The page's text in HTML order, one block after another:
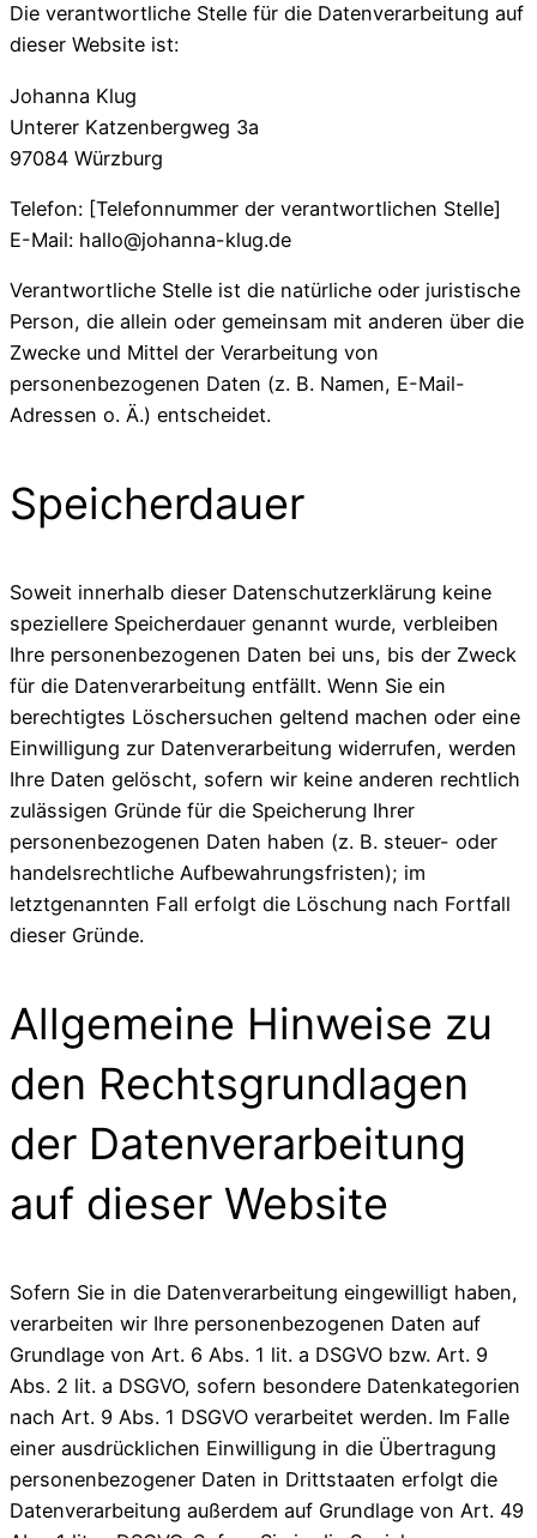
Die verantwortliche Stelle für die Datenverarbeitung auf
dieser Website ist:
Johanna Klug
Unterer Katzenbergweg 3a
97084 Würzburg
Telefon: [Telefonnummer der verantwortlichen Stelle]
E-Mail: hallo@johanna-klug.de
Verantwortliche Stelle ist die natürliche oder juristische
Person, die allein oder gemeinsam mit anderen über die
Zwecke und Mittel der Verarbeitung von
personenbezogenen Daten (z. B. Namen, E-Mail-
Adressen o. Ä.) entscheidet.
Speicherdauer
Soweit innerhalb dieser Datenschutzerklärung keine
speziellere Speicherdauer genannt wurde, verbleiben
Ihre personenbezogenen Daten bei uns, bis der Zweck
für die Datenverarbeitung entfällt. Wenn Sie ein
berechtigtes Löschersuchen geltend machen oder eine
Einwilligung zur Datenverarbeitung widerrufen, werden
Ihre Daten gelöscht, sofern wir keine anderen rechtlich
zulässigen Gründe für die Speicherung Ihrer
personenbezogenen Daten haben (z. B. steuer- oder
handelsrechtliche Aufbewahrungsfristen); im
letztgenannten Fall erfolgt die Löschung nach Fortfall
dieser Gründe.
Allgemeine Hinweise zu
den Rechtsgrundlagen
der Datenverarbeitung
auf dieser Website
Sofern Sie in die Datenverarbeitung eingewilligt haben,
verarbeiten wir Ihre personenbezogenen Daten auf
Grundlage von Art. 6 Abs. 1 lit. a DSGVO bzw. Art. 9
Abs. 2 lit. a DSGVO, sofern besondere Datenkategorien
nach Art. 9 Abs. 1 DSGVO verarbeitet werden. Im Falle
einer ausdrücklichen Einwilligung in die Übertragung
personenbezogener Daten in Drittstaaten erfolgt die
Datenverarbeitung außerdem auf Grundlage von Art. 49